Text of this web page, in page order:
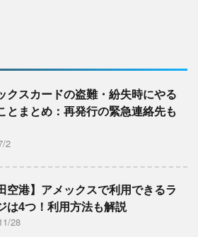
クスカードの盗難・紛失時にやる
とまとめ：再発行の緊急連絡先も
2
空港】アメックスで利用できるラ
は4つ！利用方法も解説
28